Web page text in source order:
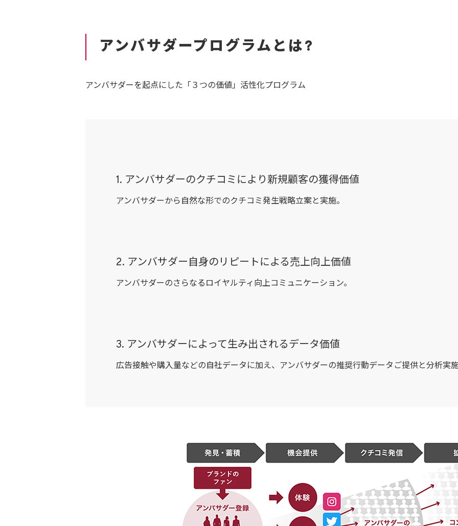
アンバサダープログラムとは?
アンバサダーを起点にした「３つの価値」活性化プログラム
1. アンバサダーのクチコミにより新規顧客の獲得価値
アンバサダーから自然な形でのクチコミ発生戦略立案と実施。
2. アンバサダー自身のリピートによる売上向上価値
アンバサダーのさらなるロイヤルティ向上コミュニケーション。
3. アンバサダーによって生み出されるデータ価値
広告接触や購入量などの自社データに加え、アンバサダーの推奨行動データご提供と分析実